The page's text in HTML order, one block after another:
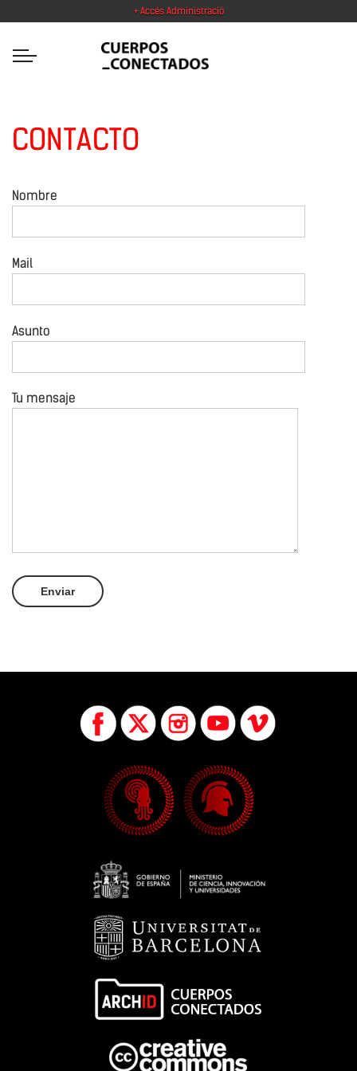
+ Accés Administració
CONTACTO
Nombre
Mail
Asunto
Tu mensaje